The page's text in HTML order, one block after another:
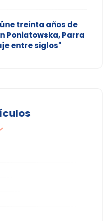
treinta años de
Poniatowska, Parra
entre siglos"